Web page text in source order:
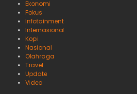
Ekonomi
Fokus
Infotainment
Internasional
Kopi
Nasional
Olahraga
Travel
Update
Video